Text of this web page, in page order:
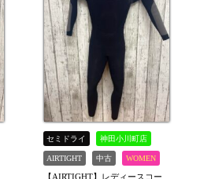
セミドライ 神田小川町店
AIRTIGHT 中古 WOMEN
【AIRTIGHT】レディースコー